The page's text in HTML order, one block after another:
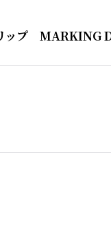
ップ MARKING